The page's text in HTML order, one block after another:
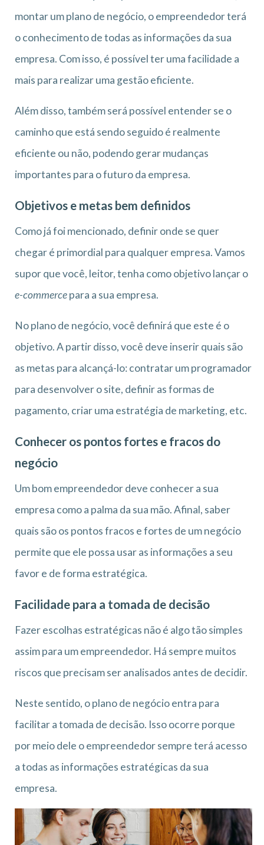
montar um plano de negócio, o empreendedor terá
o conhecimento de todas as informações da sua
empresa. Com isso, é possível ter uma facilidade a
mais para realizar uma gestão eficiente.
Além disso, também será possível entender se o
caminho que está sendo seguido é realmente
eficiente ou não, podendo gerar mudanças
importantes para o futuro da empresa.
Objetivos e metas bem definidos
Como já foi mencionado, definir onde se quer
chegar é primordial para qualquer empresa. Vamos
supor que você, leitor, tenha como objetivo lançar o
e-commercepara a sua empresa.
No plano de negócio, você definirá que este é o
objetivo. A partir disso, você deve inserir quais são
as metas para alcançá-lo: contratar um programador
para desenvolver o site, definir as formas de
pagamento, criar uma estratégia de marketing, etc.
Conhecer os pontos fortes e fracos do
negócio
Um bom empreendedor deve conhecer a sua
empresa como a palma da sua mão. Afinal, saber
quais são os pontos fracos e fortes de um negócio
permite que ele possa usar as informações a seu
favor e de forma estratégica.
Facilidade para a tomada de decisão
Fazer escolhas estratégicas não é algo tão simples
assim para um empreendedor. Há sempre muitos
riscos que precisam ser analisados antes de decidir.
Neste sentido, o plano de negócio entra para
facilitar a tomada de decisão. Isso ocorre porque
por meio dele o empreendedor sempre terá acesso
a todas as informações estratégicas da sua
empresa.